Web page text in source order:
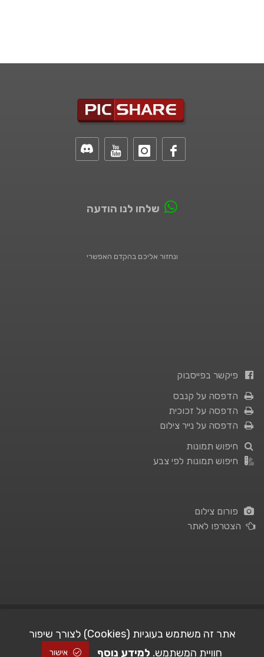
שלחו לנו הודעה
ונחזור אליכם בהקדם האפשרי
פיקשר בפייסבוק
הדפסה על קנבס
הדפסה על זכוכית
הדפסה על נייר צילום
חיפוש תמונות
חיפוש תמונות לפי צבע
פורום צילום
הצטרפו לאתר
© All Rights Reserved | STUDIO101| Picshare.co.il - כל הזכויות שמורות
אתר זה משתמש בעוגיות (Cookies) לצורך שיפור
חוויית המשתמש. למידע נוסף